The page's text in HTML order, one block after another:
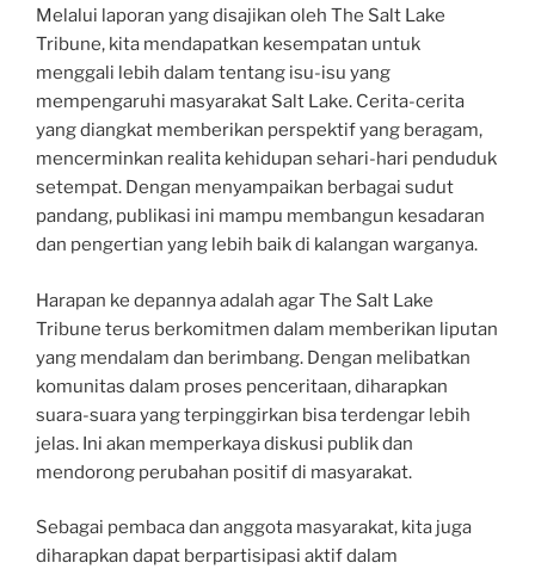
Melalui laporan yang disajikan oleh The Salt Lake
Tribune, kita mendapatkan kesempatan untuk
menggali lebih dalam tentang isu-isu yang
mempengaruhi masyarakat Salt Lake. Cerita-cerita
yang diangkat memberikan perspektif yang beragam,
mencerminkan realita kehidupan sehari-hari penduduk
setempat. Dengan menyampaikan berbagai sudut
pandang, publikasi ini mampu membangun kesadaran
dan pengertian yang lebih baik di kalangan warganya.
Harapan ke depannya adalah agar The Salt Lake
Tribune terus berkomitmen dalam memberikan liputan
yang mendalam dan berimbang. Dengan melibatkan
komunitas dalam proses penceritaan, diharapkan
suara-suara yang terpinggirkan bisa terdengar lebih
jelas. Ini akan memperkaya diskusi publik dan
mendorong perubahan positif di masyarakat.
Sebagai pembaca dan anggota masyarakat, kita juga
diharapkan dapat berpartisipasi aktif dalam